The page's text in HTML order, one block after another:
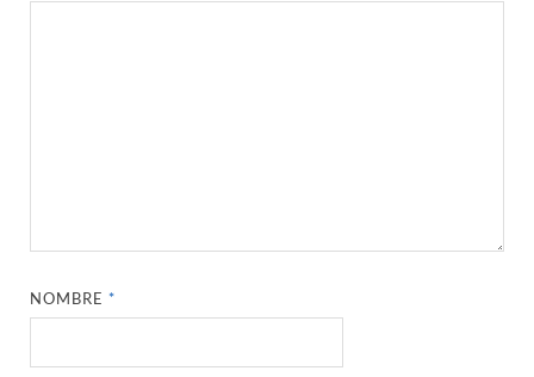
NOMBRE*